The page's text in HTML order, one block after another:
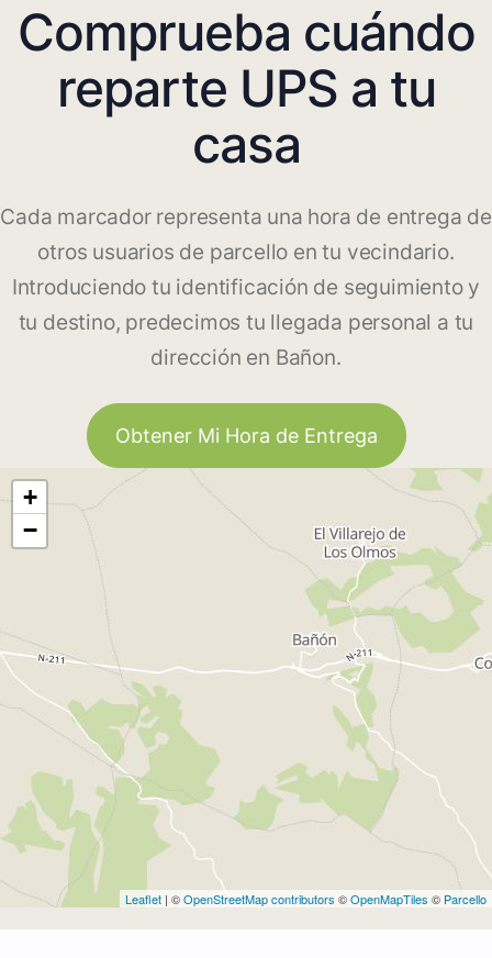
Comprueba cuándo
reparte UPS a tu
casa
Cada marcador representa una hora de entrega de
otros usuarios de parcello en tu vecindario.
Introduciendo tu identificación de seguimiento y
tu destino, predecimos tu llegada personal a tu
dirección en Bañon.
Obtener Mi Hora de Entrega
+
−
Leaflet | ©OpenStreetMap contributors ©OpenMapTiles © Parcello